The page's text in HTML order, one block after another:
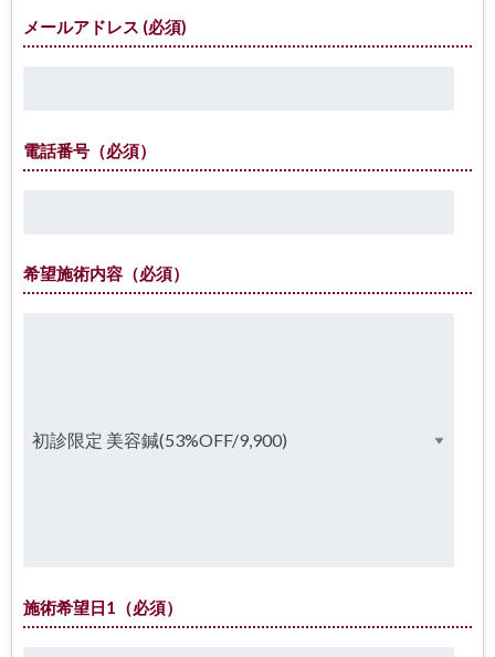
メールアドレス (必須)
電話番号（必須）
希望施術内容（必須）
施術希望日1（必須）